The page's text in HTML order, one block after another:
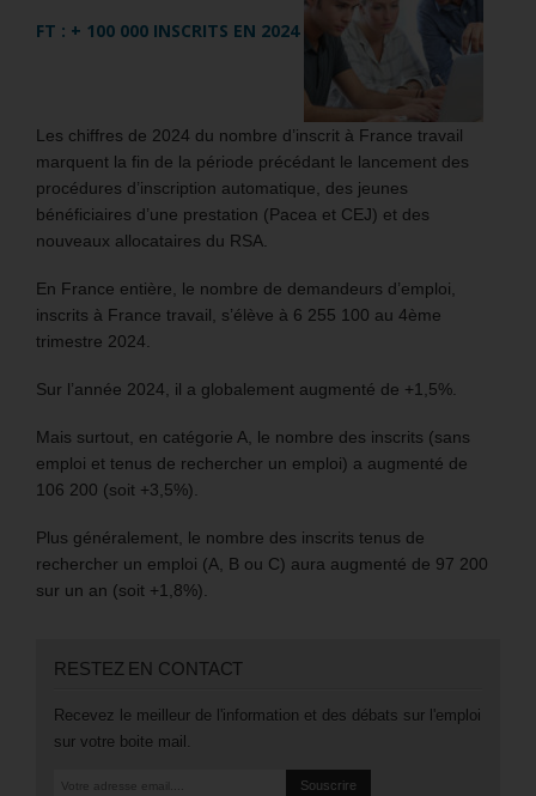
FT : + 100 000 INSCRITS EN 2024
Les chiffres de 2024 du nombre d’inscrit à France travail
marquent la fin de la période précédant le lancement des
procédures d’inscription automatique, des jeunes
bénéficiaires d’une prestation (Pacea et CEJ) et des
nouveaux allocataires du RSA.
En France entière, le nombre de demandeurs d’emploi,
inscrits à France travail, s’élève à 6 255 100 au 4ème
trimestre 2024.
Sur l’année 2024, il a globalement augmenté de +1,5%.
Mais surtout, en catégorie A, le nombre des inscrits (sans
emploi et tenus de rechercher un emploi) a augmenté de
106 200 (soit +3,5%).
Plus généralement, le nombre des inscrits tenus de
rechercher un emploi (A, B ou C) aura augmenté de 97 200
sur un an (soit +1,8%).
RESTEZ EN CONTACT
Recevez le meilleur de l'information et des débats sur l'emploi
sur votre boite mail.